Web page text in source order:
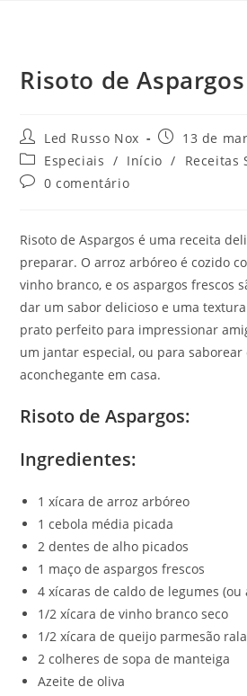
Risoto de Aspargos
Led Russo Nox
13 de
Especiais / Início /
Receitas
0 comentário
Risoto de Aspargos é uma receita
preparar. O arroz arbóreo é cozido
vinho branco, e os aspargos frescos
dar um sabor delicioso e uma
prato perfeito para impressionar
um jantar especial, ou para
aconchegante em casa.
Risoto de Aspargos:
Ingredientes:
1 xícara de arroz arbóreo
1 cebola média picada
2 dentes de alho picados
1 maço de aspargos frescos
4 xícaras de caldo de legumes (ou
1/2 xícara de vinho branco seco
1/2 xícara de queijo parmesão
2 colheres de sopa de manteiga
Azeite de oliva